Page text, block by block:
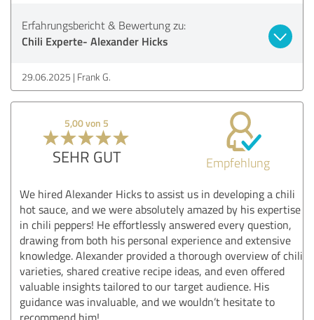
Erfahrungsbericht & Bewertung zu:
Chili Experte- Alexander Hicks
29.06.2025 Frank G.
5,00 von 5
SEHR GUT Empfehlung
We hired Alexander Hicks to assist us in developing a chili
hot sauce, and we were absolutely amazed by his expertise
in chili peppers! He effortlessly answered every question,
drawing from both his personal experience and extensive
knowledge. Alexander provided a thorough overview of chili
varieties, shared creative recipe ideas, and even offered
valuable insights tailored to our target audience. His
guidance was invaluable, and we wouldn’t hesitate to